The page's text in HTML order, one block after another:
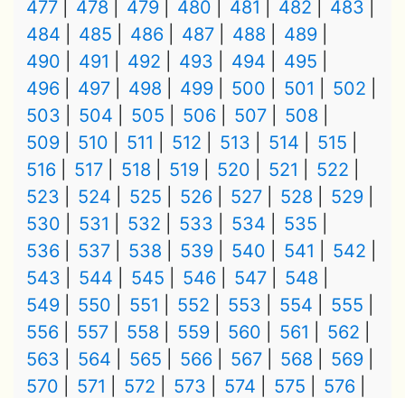
477 478 479 480 481 482
483
484
485 486 487 488
489
490
491 492 493 494
495
496
497 498 499 500 501
502
503
504 505 506 507
508
509
510 511 512 513 514
515
516
517 518 519 520 521
522
523
524 525 526 527 528
529
530
531 532 533 534
535
536
537 538 539 540 541
542
543
544 545 546 547
548
549
550 551 552 553 554
555
556
557 558 559 560 561
562
563
564 565 566 567 568
569
570
571 572 573 574 575
576